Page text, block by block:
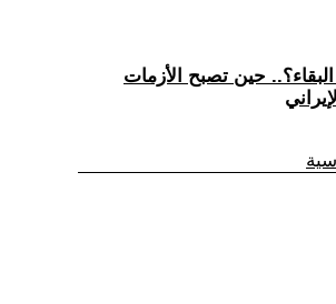
البقاء؟.. حين تصبح الأزمات